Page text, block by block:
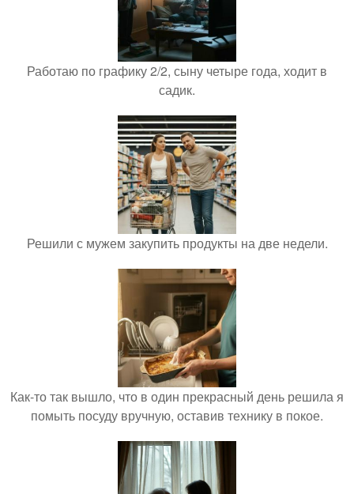
Работаю по графику 2/2, сыну четыре года, ходит в
садик.
Решили с мужем закупить продукты на две недели.
Как-то так вышло, что в один прекрасный день решила я
помыть посуду вручную, оставив технику в покое.